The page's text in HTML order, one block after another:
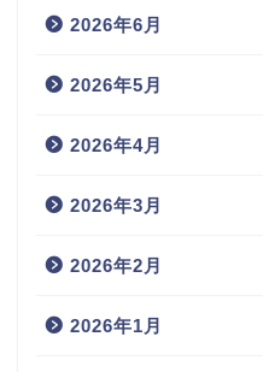
2026年6月
2026年5月
2026年4月
2026年3月
2026年2月
2026年1月